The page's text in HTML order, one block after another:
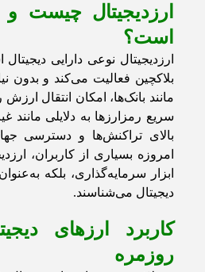
ارزدیجیتال چیست
است؟
ارزدیجیتال نوعی دارایی
بلاکچین فعالیت می‌کند و بدون
مانند بانک‌ها، امکان انتقال
سریع رمزارزها به دلایلی
بالای تراکنش‌ها و دسترسی
امروزه بسیاری از کاربران،
ابزار سرمایه‌گذاری، بلکه
دیجیتال می‌شناسند.
کاربرد ارزهای
روزمره